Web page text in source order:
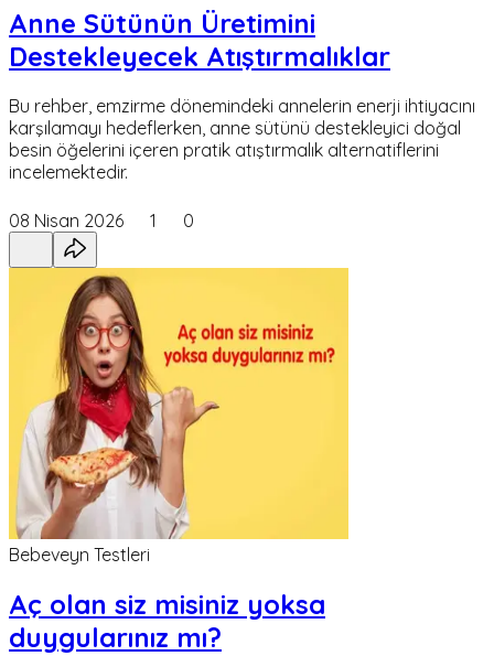
Anne Sütünün Üretimini
Destekleyecek Atıştırmalıklar
Bu rehber, emzirme dönemindeki annelerin enerji ihtiyacını
karşılamayı hedeflerken, anne sütünü destekleyici doğal
besin öğelerini içeren pratik atıştırmalık alternatiflerini
incelemektedir.
08 Nisan 2026 1 0
Bebeveyn Testleri
Aç olan siz misiniz yoksa
duygularınız mı?